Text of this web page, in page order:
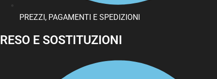
PREZZI, PAGAMENTI E SPEDIZIONI
RESO E SOSTITUZIONI